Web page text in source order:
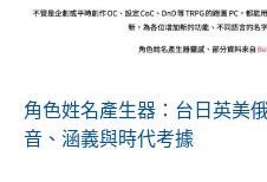
角色姓名產生器：台日英美
音、涵義與時代考據